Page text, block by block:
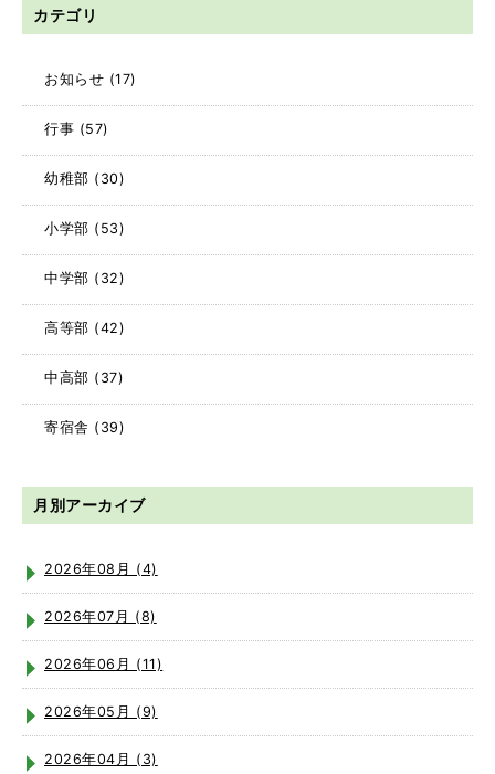
カテゴリ
お知らせ (17)
行事 (57)
幼稚部 (30)
小学部 (53)
中学部 (32)
高等部 (42)
中高部 (37)
寄宿舎 (39)
月別アーカイブ
2026年08月 (4)
2026年07月 (8)
2026年06月 (11)
2026年05月 (9)
2026年04月 (3)